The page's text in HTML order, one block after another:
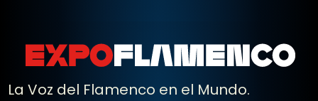
La Voz del Flamenco en el Mundo.